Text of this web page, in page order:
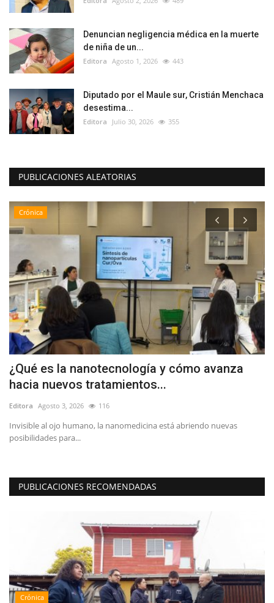
Denuncian negligencia médica en la muerte
de niña de un...
Editora Agosto 1, 2026 443
Diputado por el Maule sur, Cristián Menchaca
desestima...
Editora Julio 30, 2026 355
PUBLICACIONES ALEATORIAS
Crónica
¿Qué es la nanotecnología y cómo avanza
hacia nuevos tratamientos...
Editora Agosto 3, 2026 116
Invisible al ojo humano, la nanomedicina está abriendo nuevas
posibilidades para...
PUBLICACIONES RECOMENDADAS
Crónica